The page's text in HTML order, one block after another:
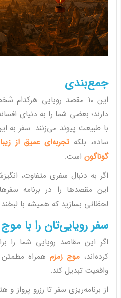
جمع‌بندی
این 10 مقصد رویایی
دارند؛ بعضی شما را به دنیای
با طبیعت پیوند می‌زنند. سفر
ساده، بلکه تجربه‌ای عمیق از
گوناگون است.
اگر به دنبال سفری متفاوت،
این مقصدها را در برنامه
لحظاتی بسازید که همیشه با لبخند
سفر رویایی‌تان را با
اگر این مقاصد رویایی شما را
کرده‌اند،موج زمزم همراه مطمئن
واقعیت تبدیل کند.
از برنامه‌ریزی سفر تا رزرو پرواز و